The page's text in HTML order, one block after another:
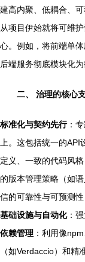
建高内聚、低耦合、
从项目伊始就将可维
心。例如，将前端单
后端服务彻底模块化
二、 治理的核心
标准化与契约先行：
上。这包括统一的
定义、一致的代码风
的版本管理策略（如
信的可靠性与可预测性
基础设施与自动化：
依赖管理 ：利用像
（如Verdaccio）和